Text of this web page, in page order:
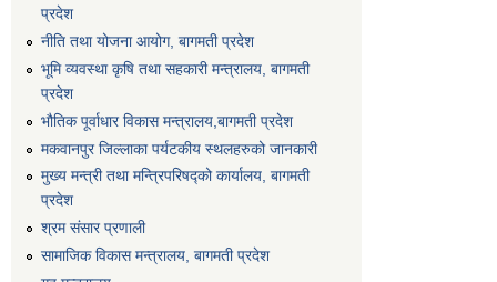
प्रदेश
नीति तथा योजना आयोग, बागमती प्रदेश
भूमि व्यवस्था कृषि तथा सहकारी मन्त्रालय, बागमती
प्रदेश
भौतिक पूर्वाधार विकास मन्त्रालय,बागमती प्रदेश
मकवानपुर जिल्लाका पर्यटकीय स्थलहरुको जानकारी
मुख्य मन्त्री तथा मन्त्रिपरिषद्को कार्यालय, बागमती
प्रदेश
श्रम संसार प्रणाली
सामाजिक विकास मन्त्रालय, बागमती प्रदेश